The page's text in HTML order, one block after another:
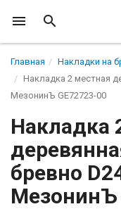
Главная
Накладки на
Накладка 2 местная
МезонинЪ GE72723-00
Накладка
бревно
МезонинЪ